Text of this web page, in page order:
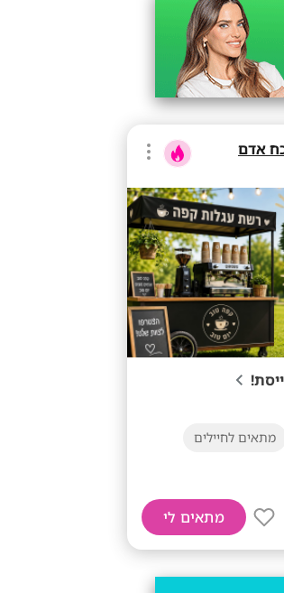
אדם
מתאים לחיילים
מתאים לי